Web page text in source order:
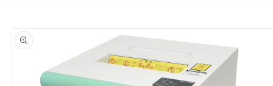
報にス
キップ